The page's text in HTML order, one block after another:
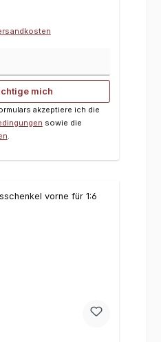
mich
akzeptiere ich die
sowie die
.